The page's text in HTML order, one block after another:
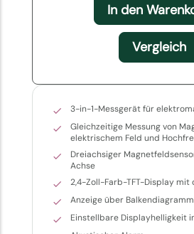
In den
Vergleich
3-in-1-Messgerät für
Gleichzeitige Messung von
elektrischem Feld und
Dreiachsiger
Achse
2,4-Zoll-Farb-TFT-Display mit
Anzeige über
Einstellbare Displayhelligkeit